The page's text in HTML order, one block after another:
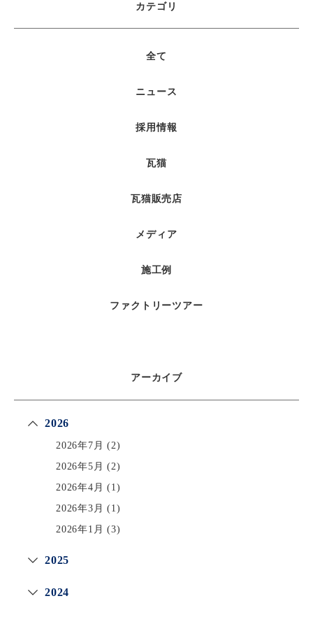
カテゴリ
全て
ニュース
採用情報
瓦猫
瓦猫販売店
メディア
施工例
ファクトリーツアー
アーカイブ
2026
2026年7月 (2)
2026年5月 (2)
2026年4月 (1)
2026年3月 (1)
2026年1月 (3)
2025
2024